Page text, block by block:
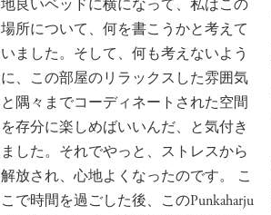
地良いベッドに横になって、私はこの
場所について、何を書こうかと考えて
いました。そして、何も考えないよう
に、この部屋のリラックスした雰囲気
と隅々までコーディネートされた空間
を存分に楽しめばいいんだ、と気付き
ました。それでやっと、ストレスから
解放され、心地よくなったのです。 こ
こで時間を過ごした後、このPunkaharju